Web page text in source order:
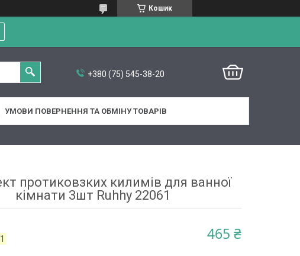
Кошик
+380 (75) 545-38-20
УМОВИ ПОВЕРНЕННЯ ТА ОБМІНУ ТОВАРІВ
протиковзких килимів для ванної
кімнати 3шт Ruhhy 22061
465 ₴